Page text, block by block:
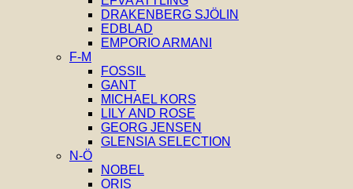
DRAKENBERG SJÖLIN
EDBLAD
EMPORIO ARMANI
F-M
FOSSIL
GANT
MICHAEL KORS
LILY AND ROSE
GEORG JENSEN
GLENSIA SELECTION
N-Ö
NOBEL
ORIS